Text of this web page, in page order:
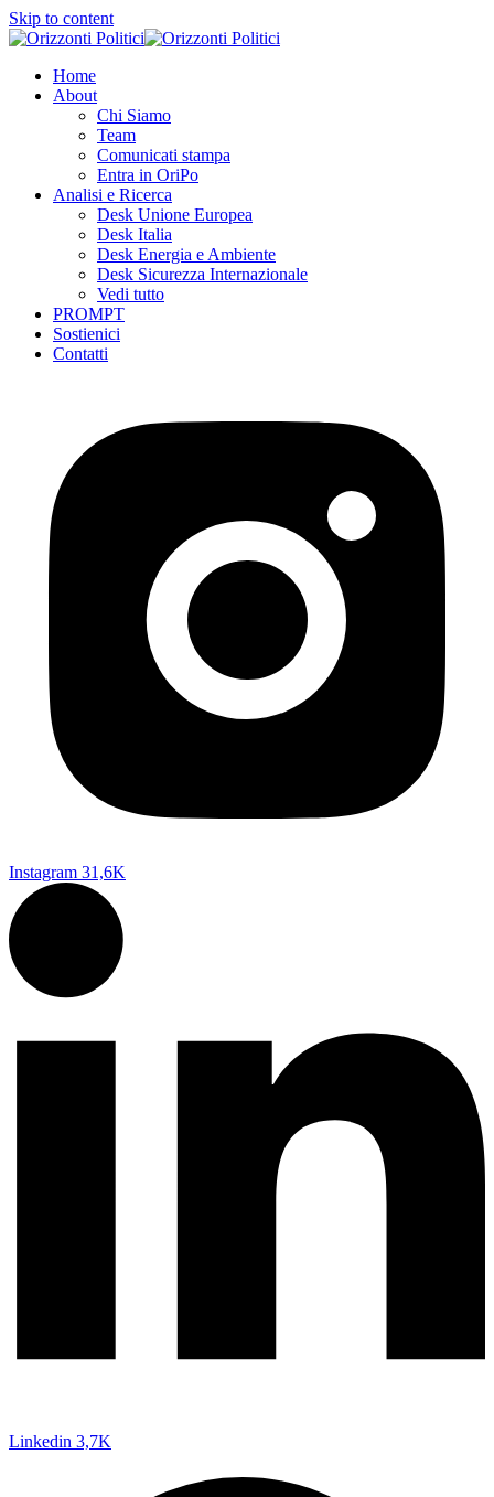
Skip to content
Home
About
Chi Siamo
Team
Comunicati stampa
Entra in OriPo
Analisi e Ricerca
Desk Unione Europea
Desk Italia
Desk Energia e Ambiente
Desk Sicurezza Internazionale
Vedi tutto
PROMPT
Sostienici
Contatti
Instagram 31,6K
Linkedin 3,7K